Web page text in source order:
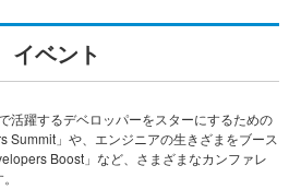
イベント
活躍するデベロッパーをスターにするための
Summit」や、エンジニアの生きざまをブース
Boost」など、さまざまなカンファレ